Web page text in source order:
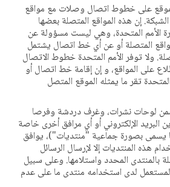
على خطوط اتصال وصلات مع مواقع
إن هذه المواقع المتصلة بعضها
المتحدة، وهي ليست مسؤولة عن
المتصلة أو عن أي خط اتصال يشتمل
ولا توفر الأمم المتحدة خطوط الاتصال
على المواقع، و إن إقامة خط اتصال أو
تقر ما يمثله الموقع المتصل
لوحات نشرات، وغرف دردشة وفرصا
البريد الإلكتروني أو أي مرافق أخرى خاصة
يسمى بصورة جماعية "منتديات")، يوافق
هذه المنتديات إلا لإرسال الرسائل
بالمنتدى المحدد واستلامها. وعلى سبيل
لدى استخدامه منتدى ما على عدم